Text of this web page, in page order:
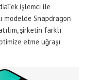
işlemci ile
modelde Snapdragon
şirketin farklı
etme uğraşı